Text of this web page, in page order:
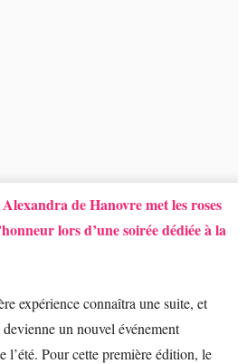
de Hanovre met les roses
lors d’une soirée dédiée à la
expérience connaîtra une suite, et
un nouvel événement
l’été. Pour cette première édition, le